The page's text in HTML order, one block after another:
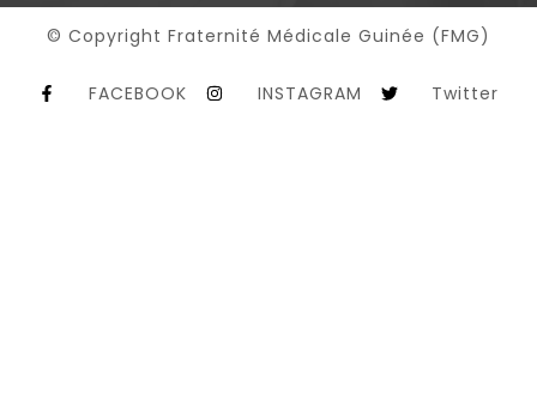
© Copyright Fraternité Médicale Guinée (FMG)
FACEBOOK INSTAGRAM Twitter